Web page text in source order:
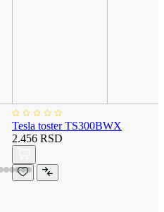
Tesla toster TS300BWX
2.456 RSD